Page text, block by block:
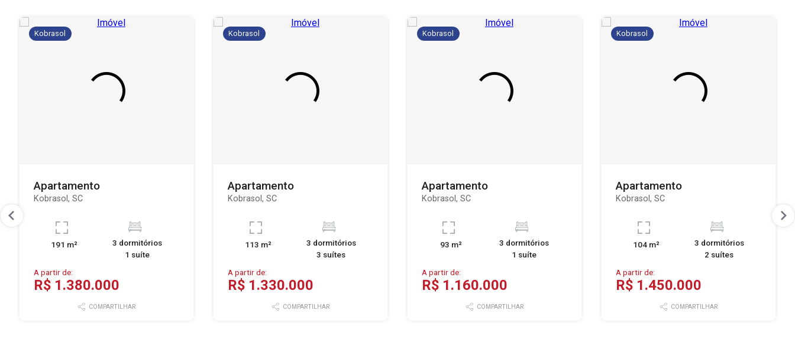
Kobrasol
Apartamento
Kobrasol, SC
191 m²
3 dormitórios
1 suíte
A partir de:
R$ 1.380.000
COMPARTILHAR
Kobrasol
Apartamento
Kobrasol, SC
113 m²
3 dormitórios
3 suítes
A partir de:
R$ 1.330.000
COMPARTILHAR
Kobrasol
Apartamento
Kobrasol, SC
93 m²
3 dormitórios
1 suíte
A partir de:
R$ 1.160.000
COMPARTILHAR
Kobrasol
Apartamento
Kobrasol, SC
104 m²
3 dormitórios
2 suítes
A partir de:
R$ 1.450.000
COMPARTILHAR